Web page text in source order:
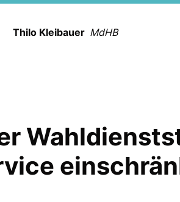
Thilo Kleibauer MdHB